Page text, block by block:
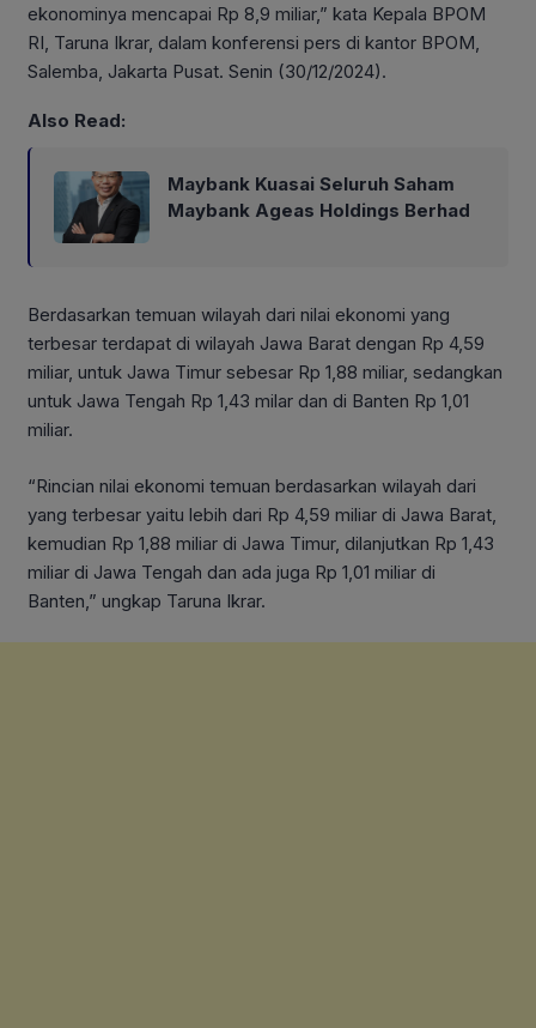
ekonominya mencapai Rp 8,9 miliar,” kata Kepala BPOM
RI, Taruna Ikrar, dalam konferensi pers di kantor BPOM,
Salemba, Jakarta Pusat. Senin (30/12/2024).
Also Read:
Maybank Kuasai Seluruh Saham
Maybank Ageas Holdings Berhad
Berdasarkan temuan wilayah dari nilai ekonomi yang
terbesar terdapat di wilayah Jawa Barat dengan Rp 4,59
miliar, untuk Jawa Timur sebesar Rp 1,88 miliar, sedangkan
untuk Jawa Tengah Rp 1,43 milar dan di Banten Rp 1,01
miliar.
“Rincian nilai ekonomi temuan berdasarkan wilayah dari
yang terbesar yaitu lebih dari Rp 4,59 miliar di Jawa Barat,
kemudian Rp 1,88 miliar di Jawa Timur, dilanjutkan Rp 1,43
miliar di Jawa Tengah dan ada juga Rp 1,01 miliar di
Banten,” ungkap Taruna Ikrar.